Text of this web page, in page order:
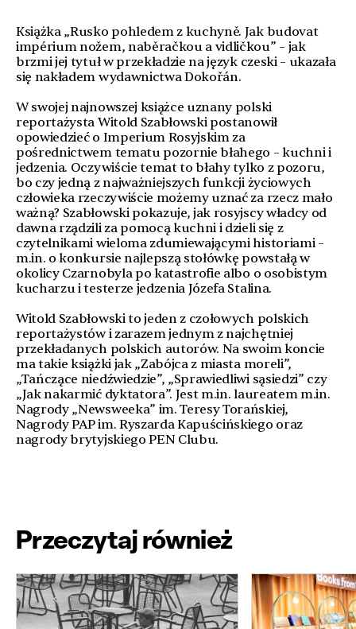
Książka „Rusko pohledem z kuchyně. Jak budovat
impérium nožem, naběračkou a vidličkou” – jak
brzmi jej tytuł w przekładzie na język czeski – ukazała
się nakładem wydawnictwa Dokořán.
W swojej najnowszej książce uznany polski
reportażysta Witold Szabłowski postanowił
opowiedzieć o Imperium Rosyjskim za
pośrednictwem tematu pozornie błahego – kuchni i
jedzenia. Oczywiście temat to błahy tylko z pozoru,
bo czy jedną z najważniejszych funkcji życiowych
człowieka rzeczywiście możemy uznać za rzecz mało
ważną? Szabłowski pokazuje, jak rosyjscy władcy od
dawna rządzili za pomocą kuchni i dzieli się z
czytelnikami wieloma zdumiewającymi historiami –
m.in. o konkursie najlepszą stołówkę powstałą w
okolicy Czarnobyla po katastrofie albo o osobistym
kucharzu i testerze jedzenia Józefa Stalina.
Witold Szabłowski to jeden z czołowych polskich
reportażystów i zarazem jednym z najchętniej
przekładanych polskich autorów. Na swoim koncie
ma takie książki jak „Zabójca z miasta moreli”,
„Tańczące niedźwiedzie”, „Sprawiedliwi sąsiedzi” czy
„Jak nakarmić dyktatora”. Jest m.in. laureatem m.in.
Nagrody „Newsweeka” im. Teresy Torańskiej,
Nagrody PAP im. Ryszarda Kapuścińskiego oraz
nagrody brytyjskiego PEN Clubu.
Przeczytaj również